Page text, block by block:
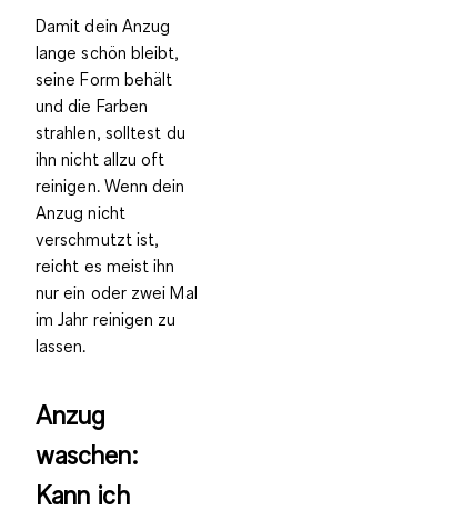
Damit dein Anzug
lange schön bleibt,
seine Form behält
und die Farben
strahlen, solltest du
ihn nicht allzu oft
reinigen. Wenn dein
Anzug nicht
verschmutzt ist,
reicht es meist ihn
nurein oder zwei Mal
im Jahr reinigen zu
lassen.
Anzug
waschen:
Kann ich